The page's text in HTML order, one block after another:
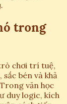
trong
chơi trí tuệ,
bén và khả
văn học
duy logic, kích